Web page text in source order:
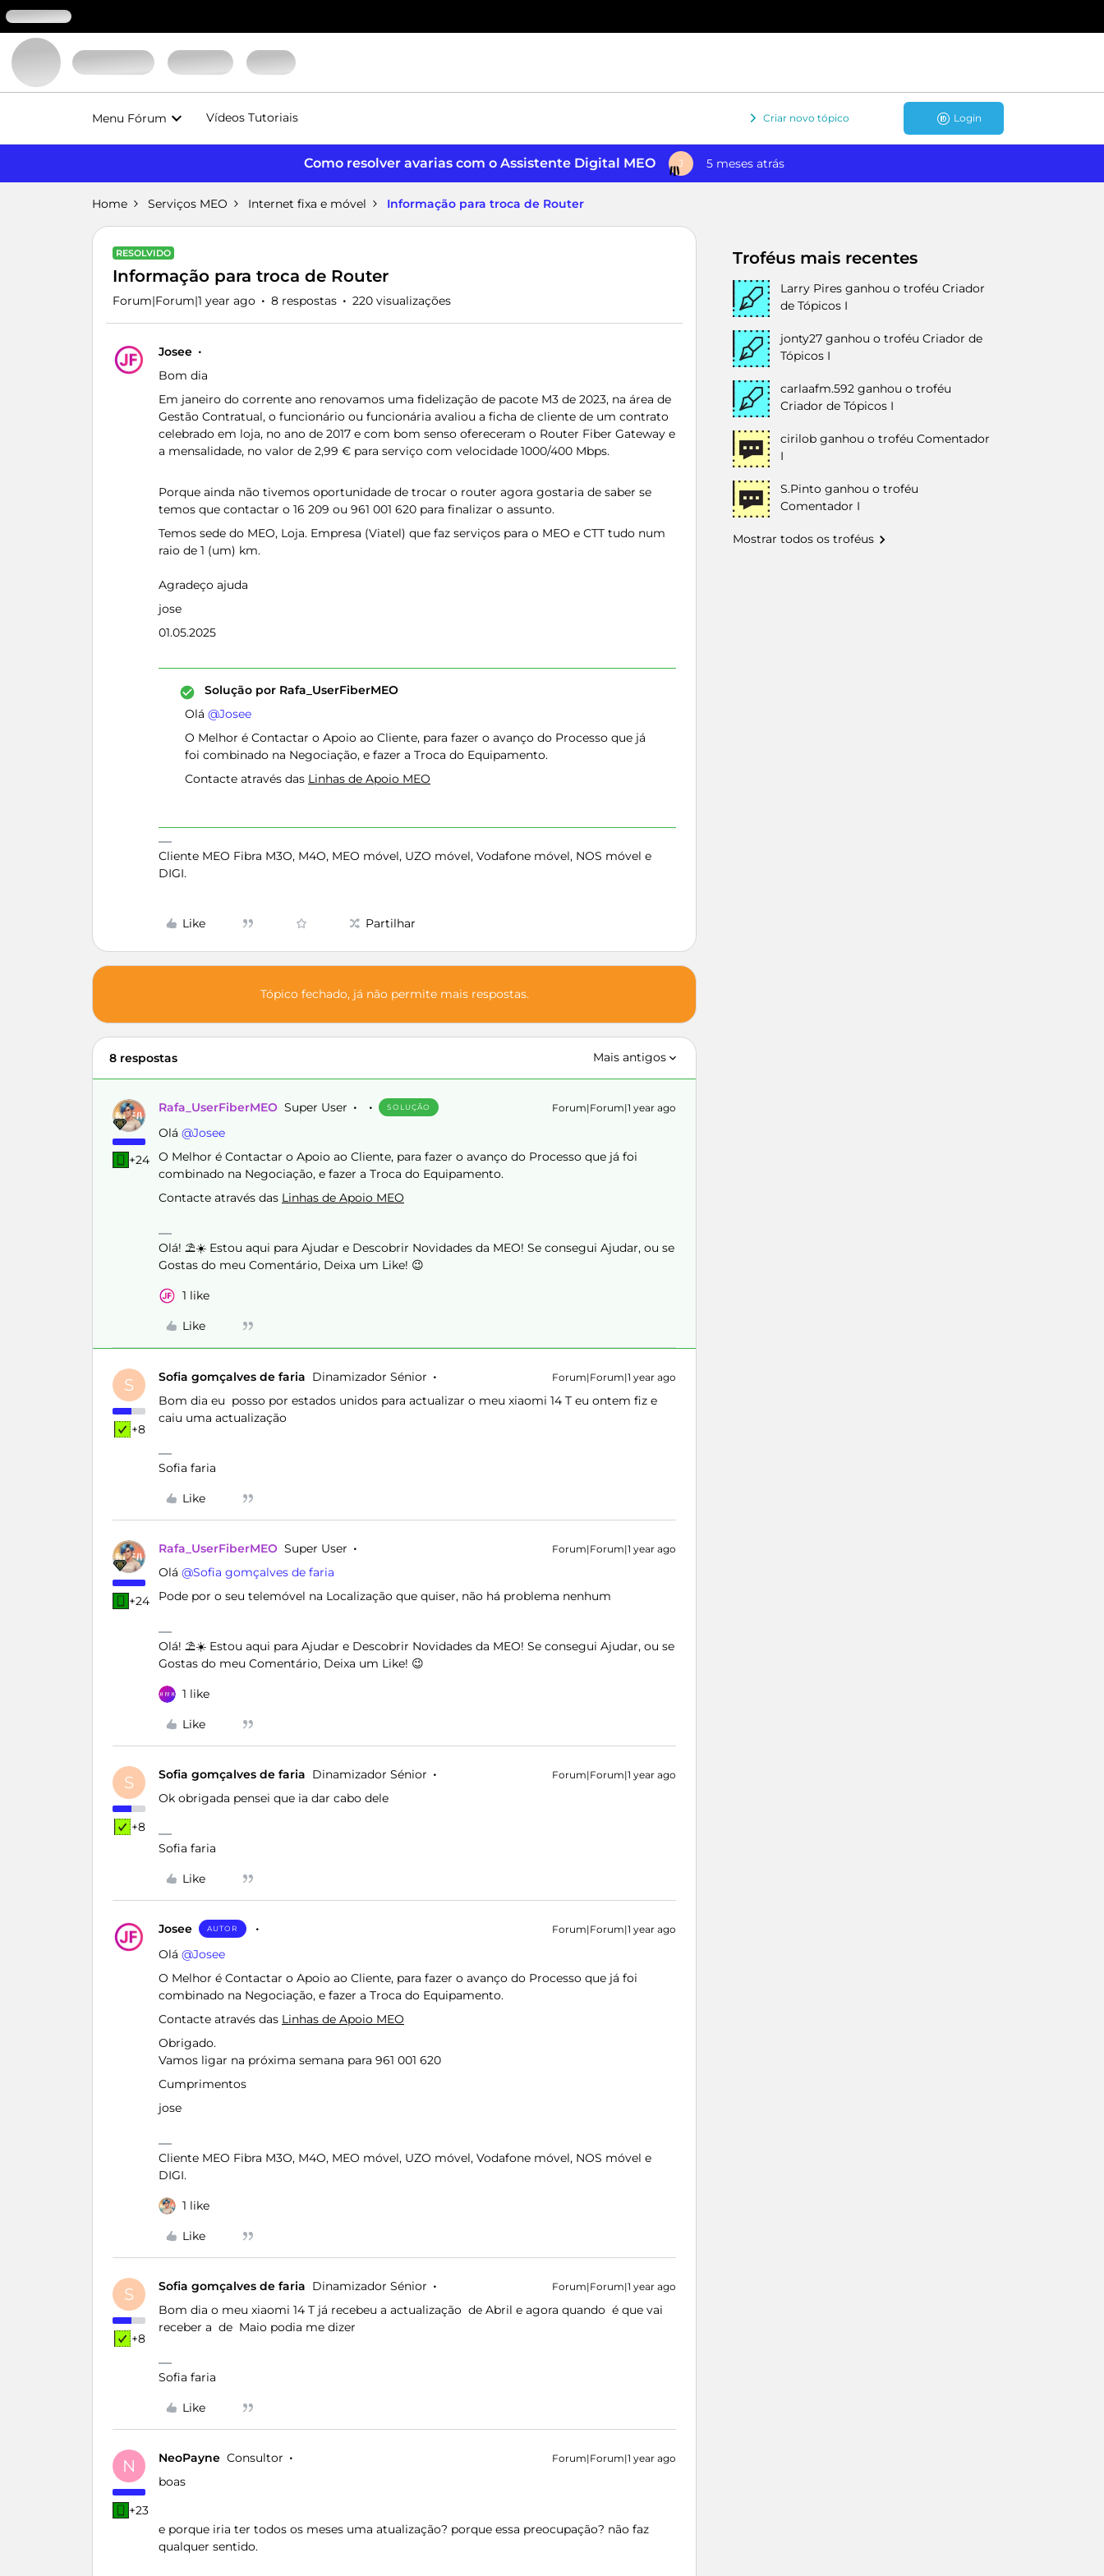
Menu Fórum Vídeos Tutoriais Criar novo tópico Login
Como resolver avarias com o Assistente Digital MEO J 5 meses atrás
Home Serviços MEO Internet fixa e móvel Informação para troca de Router
RESOLVIDO
Informação para troca de Router
Forum|Forum|1 year ago 8 respostas 220 visualizações
Josee
Bom dia
Em janeiro do corrente ano renovamos uma fidelização de pacote M3 de 2023, na área de
Gestão Contratual, o funcionário ou funcionária avaliou a ficha de cliente de um contrato
celebrado em loja, no ano de 2017 e com bom senso ofereceram o Router Fiber Gateway e
a mensalidade, no valor de 2,99 € para serviço com velocidade 1000/400 Mbps.
Porque ainda não tivemos oportunidade de trocar o router agora gostaria de saber se
temos que contactar o 16 209 ou 961 001 620 para finalizar o assunto.
Temos sede do MEO, Loja. Empresa (Viatel) que faz serviços para o MEO e CTT tudo num
raio de 1 (um) km.
Agradeço ajuda
jose
01.05.2025
Solução por Rafa_UserFiberMEO
Olá ​ @Josee
O Melhor é Contactar o Apoio ao Cliente, para fazer o avanço do Processo que já
foi combinado na Negociação, e fazer a Troca do Equipamento.
Contacte através das Linhas de Apoio MEO
Cliente MEO Fibra M3O, M4O, MEO móvel, UZO móvel, Vodafone móvel, NOS móvel e
DIGI.
Like Partilhar
Tópico fechado, já não permite mais respostas.
8 respostas Mais antigos
+24
Rafa_UserFiberMEO Super User SOLUÇÃO Forum|Forum|1 year ago
Olá ​ @Josee
O Melhor é Contactar o Apoio ao Cliente, para fazer o avanço do Processo que já foi
combinado na Negociação, e fazer a Troca do Equipamento.
Contacte através das Linhas de Apoio MEO
Olá! ⛱️☀️ Estou aqui para Ajudar e Descobrir Novidades da MEO! Se consegui Ajudar, ou se
Gostas do meu Comentário, Deixa um Like! 😉
1 like
Like
S
+8
Sofia gomçalves de faria Dinamizador Sénior Forum|Forum|1 year ago
Bom dia eu posso por estados unidos para actualizar o meu xiaomi 14 T eu ontem fiz e
caiu uma actualização
Sofia faria
Like
+24
Rafa_UserFiberMEO Super User Forum|Forum|1 year ago
Olá ​ @Sofia gomçalves de faria
Pode por o seu telemóvel na Localização que quiser, não há problema nenhum
Olá! ⛱️☀️ Estou aqui para Ajudar e Descobrir Novidades da MEO! Se consegui Ajudar, ou se
Gostas do meu Comentário, Deixa um Like! 😉
1 like
Like
S
+8
Sofia gomçalves de faria Dinamizador Sénior Forum|Forum|1 year ago
Ok obrigada pensei que ia dar cabo dele
Sofia faria
Like
Josee AUTOR Forum|Forum|1 year ago
Olá ​ @Josee
O Melhor é Contactar o Apoio ao Cliente, para fazer o avanço do Processo que já foi
combinado na Negociação, e fazer a Troca do Equipamento.
Contacte através das Linhas de Apoio MEO
Obrigado.
Vamos ligar na próxima semana para 961 001 620
Cumprimentos
jose
Cliente MEO Fibra M3O, M4O, MEO móvel, UZO móvel, Vodafone móvel, NOS móvel e
DIGI.
1 like
Like
S
+8
Sofia gomçalves de faria Dinamizador Sénior Forum|Forum|1 year ago
Bom dia o meu xiaomi 14 T já recebeu a actualização de Abril e agora quando é que vai
receber a de Maio podia me dizer
Sofia faria
Like
N
+23
NeoPayne Consultor Forum|Forum|1 year ago
boas
e porque iria ter todos os meses uma atualização? porque essa preocupação? não faz
qualquer sentido.
Troféus mais recentes
Larry Pires ganhou o troféu Criador
de Tópicos I
jonty27 ganhou o troféu Criador de
Tópicos I
carlaafm.592 ganhou o troféu
Criador de Tópicos I
cirilob ganhou o troféu Comentador
I
S.Pinto ganhou o troféu
Comentador I
Mostrar todos os troféus